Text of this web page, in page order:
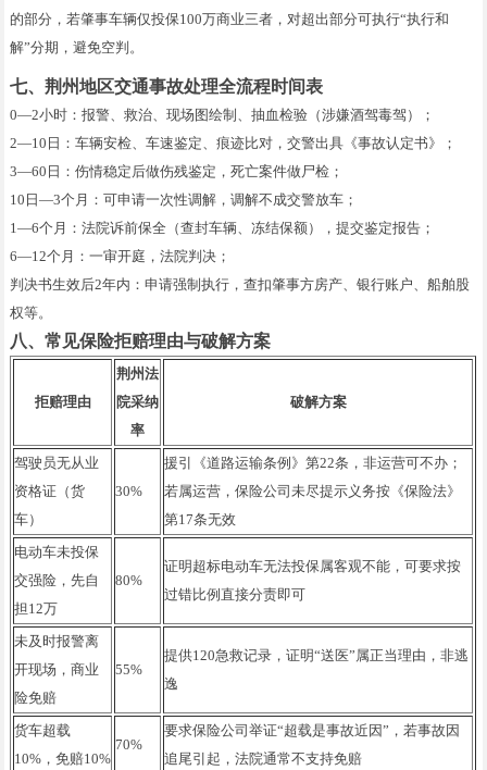
的部分，若肇事车辆仅投保100万商业三者，对超出部分可执行“执行和
解”分期，避免空判。
七、荆州地区交通事故处理全流程时间表
0—2小时：报警、救治、现场图绘制、抽血检验（涉嫌酒驾毒驾）；
2—10日：车辆安检、车速鉴定、痕迹比对，交警出具《事故认定书》；
3—60日：伤情稳定后做伤残鉴定，死亡案件做尸检；
10日—3个月：可申请一次性调解，调解不成交警放车；
1—6个月：法院诉前保全（查封车辆、冻结保额），提交鉴定报告；
6—12个月：一审开庭，法院判决；
判决书生效后2年内：申请强制执行，查扣肇事方房产、银行账户、船舶股
权等。
八、常见保险拒赔理由与破解方案
拒赔理由
荆州法
院采纳
率
破解方案
驾驶员无从业
资格证（货
车）
30%
援引《道路运输条例》第22条，非运营可不办；
若属运营，保险公司未尽提示义务按《保险法》
第17条无效
电动车未投保
交强险，先自
担12万
80%
证明超标电动车无法投保属客观不能，可要求按
过错比例直接分责即可
未及时报警离
开现场，商业
险免赔
55%
提供120急救记录，证明“送医”属正当理由，非逃
逸
货车超载
10%，免赔10%
70%
要求保险公司举证“超载是事故近因”，若事故因
追尾引起，法院通常不支持免赔